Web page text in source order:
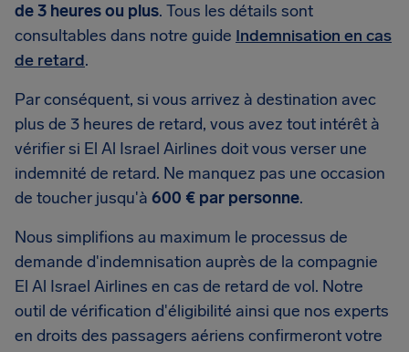
de 3 heures ou plus. Tous les détails sont
consultables dans notre guide Indemnisation en cas
de retard.
Par conséquent, si vous arrivez à destination avec
plus de 3 heures de retard, vous avez tout intérêt à
vérifier si El Al Israel Airlines doit vous verser une
indemnité de retard. Ne manquez pas une occasion
de toucher jusqu'à 600 € par personne.
Nous simplifions au maximum le processus de
demande d'indemnisation auprès de la compagnie
El Al Israel Airlines en cas de retard de vol. Notre
outil de vérification d'éligibilité ainsi que nos experts
en droits des passagers aériens confirmeront votre